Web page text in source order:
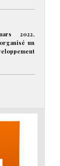
2022,
un